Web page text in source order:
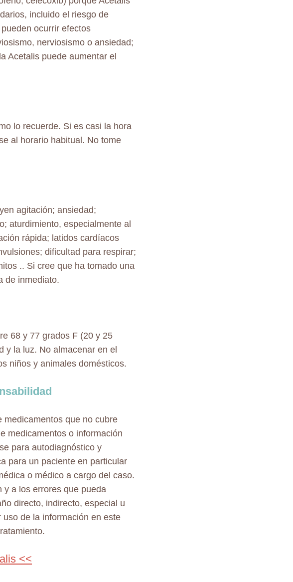
incluido el riesgo de
ocurrir efectos
nerviosismo o ansiedad;
Acetalis puede aumentar el
lo recuerde. Si es casi la hora
al horario habitual. No tome
agitación; ansiedad;
aturdimiento, especialmente al
rápida; latidos cardíacos
dificultad para respirar;
.. Si cree que ha tomado una
de inmediato.
68 y 77 grados F (20 y 25
y la luz. No almacenar en el
niños y animales domésticos.
medicamentos que no cubre
medicamentos o información
para autodiagnóstico y
para un paciente en particular
o médico a cargo del caso.
y a los errores que pueda
directo, indirecto, especial u
de la información en este
<<